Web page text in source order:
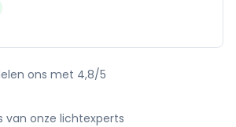
ons met 4,8/5
van onze lichtexperts